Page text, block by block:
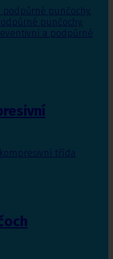
punčochy,
punčochy,
a podpůrné
třída